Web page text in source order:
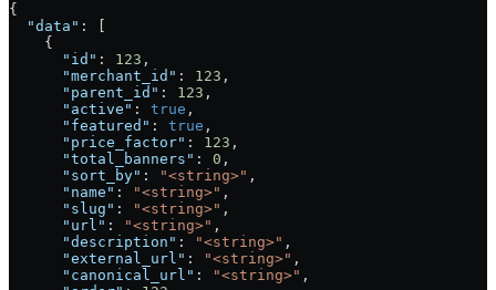
{
  "data"
: [
    {
      "id"
: 123 ,
      "merchant_id"
: 123 ,
      "parent_id"
: 123 ,
      "active"
: true ,
      "featured"
: true ,
      "price_factor"
: 123 ,
      "total_banners"
: 0 ,
      "sort_by"
: "<string>" ,
      "name"
: "<string>" ,
      "slug"
: "<string>" ,
      "url"
: "<string>" ,
      "description"
: "<string>" ,
      "external_url"
: "<string>" ,
      "canonical_url"
: "<string>" ,